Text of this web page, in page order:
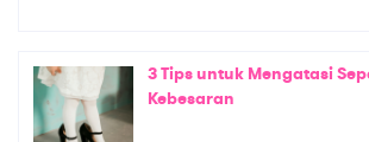
3 Tips untuk Mengatasi
Kebesaran